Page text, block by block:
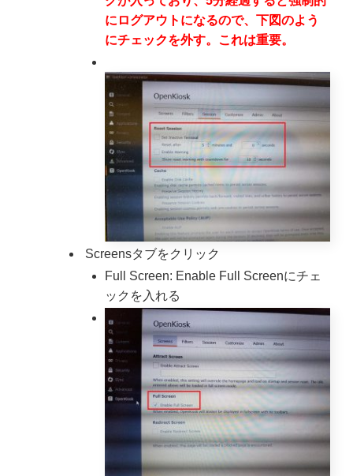
にログアウトになるので、下図のよう
にチェックを外す。これは重要。
Screensタブをクリック
Full Screen: Enable Full Screenにチェ
ックを入れる